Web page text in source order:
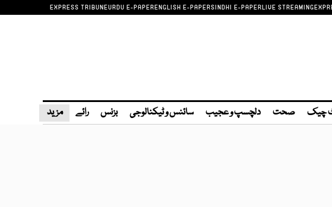
EXPRESS TRIBUNEURDU E-PAPERENGLISH E-PAPERSINDHI E-PAPERLIVE STREAMING
چیک صحت دلچسپ و عجیب سائنس و ٹیکنالوجی بزنس رائے مزید